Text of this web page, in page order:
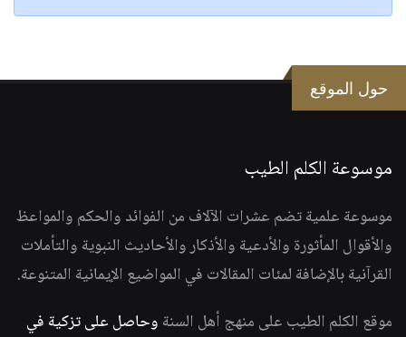
حول الموقع
موسوعة الكلم الطيب
موسوعة علمية تضم عشرات الآلاف من الفوائد والحكم والمواعظ
والأقوال المأثورة والأدعية والأذكار والأحاديث النبوية والتأملات
القرآنية بالإضافة لمئات المقالات في المواضيع الإيمانية المتنوعة.
موقع الكلم الطيب على منهج أهل السنة وحاصل على تزكية في